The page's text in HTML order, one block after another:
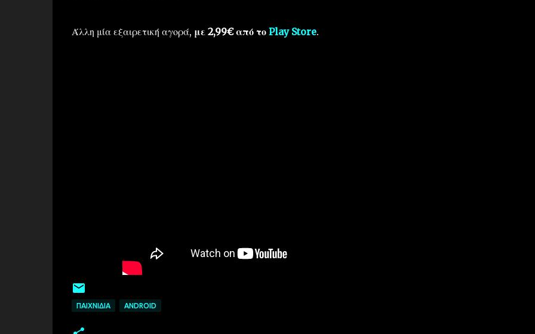
Άλλη μία εξαιρετική αγορά, με 2,99€ από το Play Store.
ΠΑΙΧΝΊΔΙΑ ANDROID